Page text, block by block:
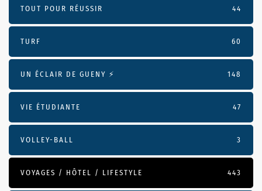
TOUT POUR RÉUSSIR 44
TURF 60
UN ÉCLAIR DE GUENY ⚡️ 148
VIE ÉTUDIANTE 47
VOLLEY-BALL 3
VOYAGES / HÔTEL / LIFESTYLE 443